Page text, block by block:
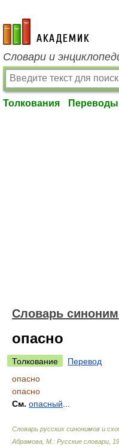
academic.ru
Словари и
Толкования Переводы
Словарь
опасно
Толкование
Перевод
опасно
опасно
См. опасный
Словарь русских синонимов и
Абрамова, М.: Русские словари